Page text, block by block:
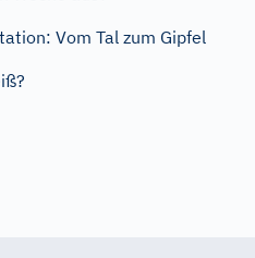
Vom Tal zum Gipfel